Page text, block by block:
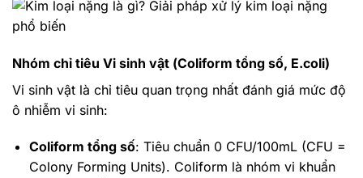
Nhóm chỉ tiêu Vi sinh vật (Coliform tổng số, E.coli)
Vi sinh vật là chỉ tiêu quan trọng nhất đánh giá mức độ
ô nhiễm vi sinh:
Coliform tổng số: Tiêu chuẩn 0 CFU/100mL (CFU =
Colony Forming Units). Coliform là nhóm vi khuẩn